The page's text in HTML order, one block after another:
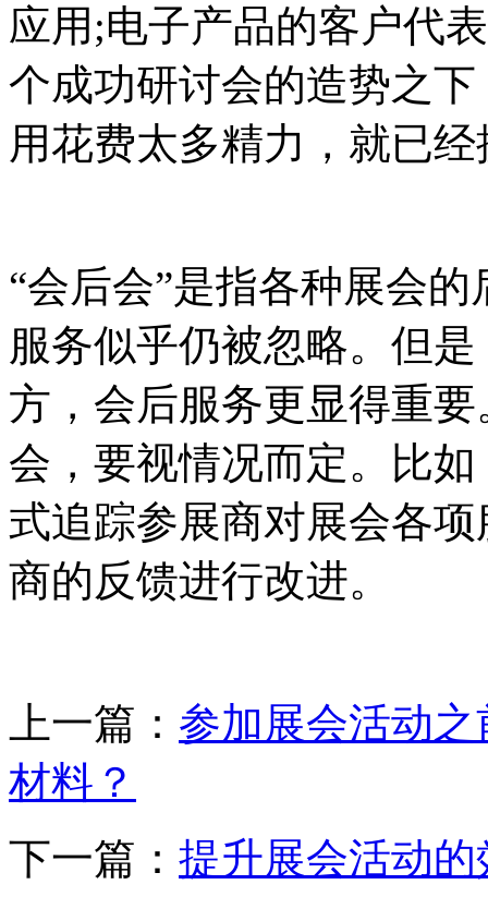
应用;电子产品的客户代
个成功研讨会的造势之
用花费太多精力，就已
“会后会”是指各种展会
服务似乎仍被忽略。但
方，会后服务更显得重
会，要视情况而定。比
式追踪参展商对展会各
商的反馈进行改进。
上一篇： 参加展会活动
材料？
下一篇： 提升展会活动